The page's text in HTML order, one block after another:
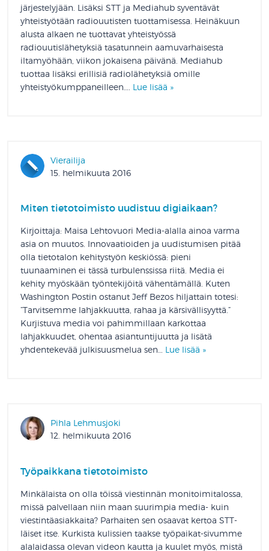
järjestelyjään. Lisäksi STT ja Mediahub syventävät
yhteistyötään radiouutisten tuottamisessa. Heinäkuun
alusta alkaen ne tuottavat yhteistyössä
radiouutislähetyksiä tasatunnein aamuvarhaisesta
iltamyöhään, viikon jokaisena päivänä. Mediahub
tuottaa lisäksi erillisiä radiolähetyksiä omille
yhteistyökumppaneilleen…. Lue lisää »
Vierailija
15. helmikuuta 2016
Miten tietotoimisto uudistuu digiaikaan?
Kirjoittaja: Maisa Lehtovuori Media-alalla ainoa varma
asia on muutos. Innovaatioiden ja uudistumisen pitää
olla tietotalon kehitystyön keskiössä: pieni
tuunaaminen ei tässä turbulenssissa riitä. Media ei
kehity myöskään työntekijöitä vähentämällä. Kuten
Washington Postin ostanut Jeff Bezos hiljattain totesi:
”Tarvitsemme lahjakkuutta, rahaa ja kärsivällisyyttä.”
Kurjistuva media voi pahimmillaan karkottaa
lahjakkuudet, ohentaa asiantuntijuutta ja lisätä
yhdentekevää julkisuusmelua sen… Lue lisää »
Pihla Lehmusjoki
12. helmikuuta 2016
Työpaikkana tietotoimisto
Minkälaista on olla töissä viestinnän monitoimitalossa,
missä palvellaan niin maan suurimpia media- kuin
viestintäasiakkaita? Parhaiten sen osaavat kertoa STT-
läiset itse. Kurkista kulissien taakse työpaikat-sivumme
alalaidassa olevan videon kautta ja kuulet myös, mistä